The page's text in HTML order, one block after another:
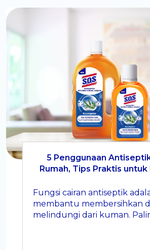
5 Penggunaan
Rumah, Tips Praktis untuk
Fungsi cairan antiseptik
membantu membersihkan
melindungi dari kuman.